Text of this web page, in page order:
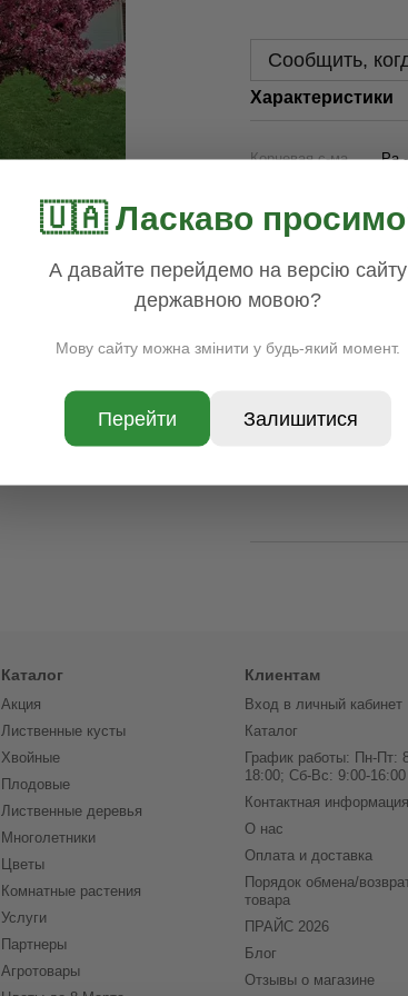
Сообщить,
Характеристики
Корневая с-ма
Ра
Раздел
Цена
Доставка
Каталог
Акция
Лиственные кусты
Хвойные
Плодовые
Лиственные деревья
Многолетники
Цветы
Комнатные растения
Услуги
Партнеры
Агротовары
Клиентам
Вход в личный кабинет
Каталог
График работы: Пн-Пт:
18:00; Сб-Вс: 9:00-16:00
Контактная информация
О нас
Оплата и доставка
Порядок обмена/
товара
ПРАЙС 2026
Блог
Отзывы о магазине
🇺🇦 Ласкаво
А давайте перейдемо на версію сайту
державною мовою?
Мову сайту можна змінити у будь-який момент.
Перейти Залишитися